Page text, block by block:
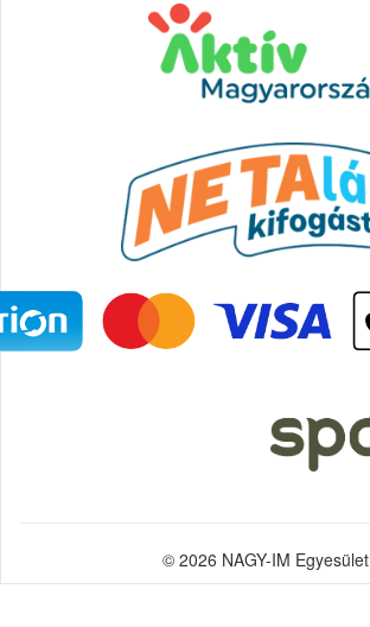
© 2026 NAGY-IM Egyesület